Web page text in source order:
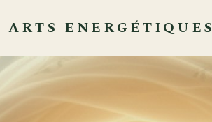
ARTS ENERGÉTIQUES